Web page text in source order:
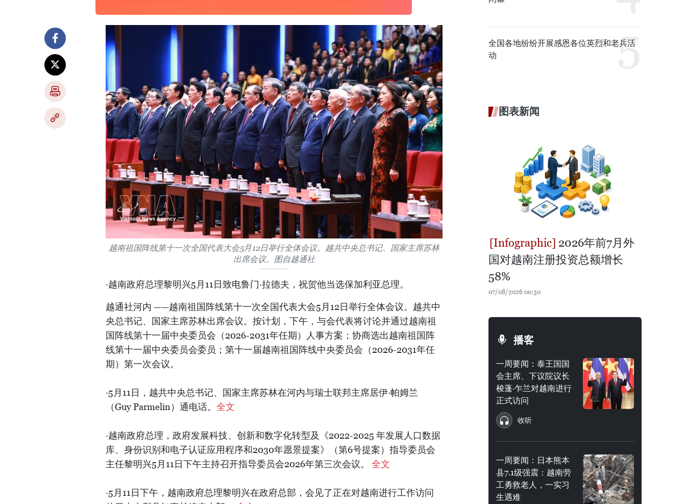
越南祖国阵线第十一次全国代表大会5月12日举行全体会议。越共中央总书记、国家主席苏林
出席会议。图自越通社
·越南政府总理黎明兴5月11日致电鲁门·拉德夫，祝贺他当选保加利亚总理。
越通社河内 ——越南祖国阵线第十一次全国代表大会5月12日举行全体会议。越共中
央总书记、国家主席苏林出席会议。按计划，下午，与会代表将讨论并通过越南祖
国阵线第十一届中央委员会（2026-2031年任期）人事方案；协商选出越南祖国阵
线第十一届中央委员会委员；第十一届越南祖国阵线中央委员会（2026-2031年任
期）第一次会议。
·5月11日，越共中央总书记、国家主席苏林在河内与瑞士联邦主席居伊·帕姆兰
（Guy Parmelin）通电话。 全文
·越南政府总理，政府发展科技、创新和数字化转型及《2022-2025 年发展人口数据
库、身份识别和电子认证应用程序和2030年愿景提案》（第6号提案）指导委员会
主任黎明兴5月11日下午主持召开指导委员会2026年第三次会议。 全文
·5月11日下午，越南政府总理黎明兴在政府总部，会见了正在对越南进行工作访问
全国各地纷纷开展感恩各位英烈和老兵活
动
图表新闻
2026年前7月外
国对越南注册投资总额增长
58%
07/08/2026 00:30
播客
一周要闻：泰王国国
会主席、下议院议长
梭蓬·乍兰对越南进行
正式访问
收听
一周要闻：日本熊本
县7.1级强震：越南劳
工勇救老人，一实习
生遇难